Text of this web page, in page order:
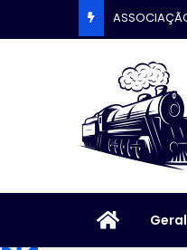
InícioGeral